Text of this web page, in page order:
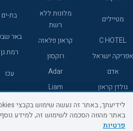
מטיילים
מלונות ללא
רשת
C HOTEL
קראון פלאזה
אפריקה ישראל
רוקסון
אדם
Adar
גולדן קראון
Liam
בת-ים
באר
רמת גן
עכו
רחובות
חדרה
באתר מהווה הסכמה לשימוש זה, למידע נוסף
פרטיות